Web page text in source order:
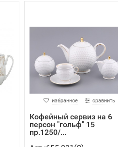
избранное сравнить
Кофейный сервиз на 6
персон "гольф" 15
пр.1250/...